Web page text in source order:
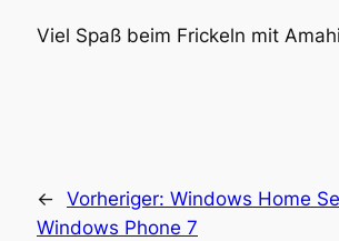
Viel Spaß beim Frickeln mit
← Vorheriger: Windows Home
Windows Phone 7